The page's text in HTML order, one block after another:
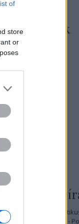
of
store
or
olvasunk
Joint
Film Adatbázis
app
& Soda
Movies
legjobb
időutazós film -